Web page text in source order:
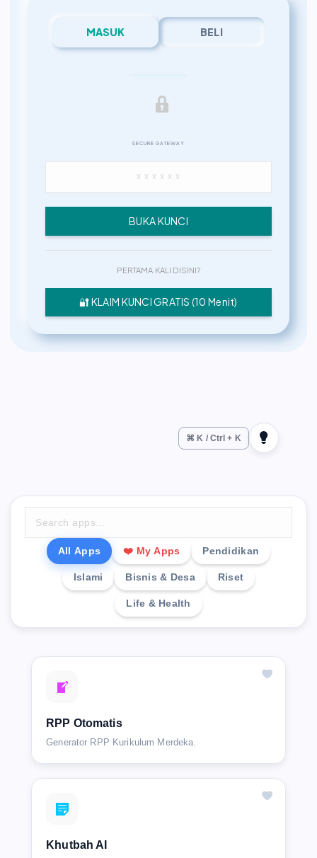
MASUK BELI
SECURE GATEWAY
BUKA KUNCI
PERTAMA KALI DISINI?
🔐 KLAIM KUNCI GRATIS (10 Menit)
⌘ K / Ctrl + K
All Apps ❤️ My Apps Pendidikan
Islami Bisnis & Desa Riset
Life & Health
RPP Otomatis
Generator RPP Kurikulum Merdeka.
Khutbah AI